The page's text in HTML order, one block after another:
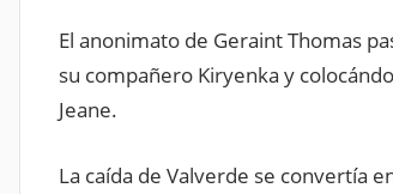
El anonimato de Geraint Thomas
su compañero Kiryenka y
Jeane.
La caída de Valverde se convertía